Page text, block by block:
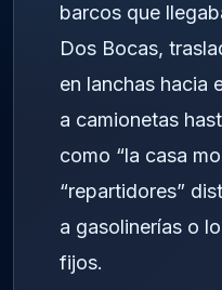
barcos que
Dos Bocas,
en lanchas hacia
a camionetas
como “la casa
“repartidores”
a gasolinerías o
fijos.